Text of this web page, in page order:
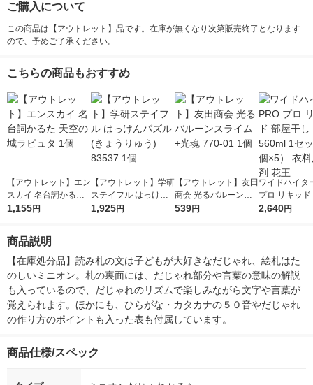
ご購入について
この商品は【アウトレット】品です。在庫が無くなり次第販売終了となります
ので、予めご了承ください。
こちらの商品もおすすめ
【アウトレット】エン
スカイ 名台詞かるた
天空の城ラピュタ 1個
1,155円
【アウトレット】学研
ステイフル はっけん
パズル(きょうりゅう)
1,925円
【アウトレット】友田
商会 光るバルーンス
ライム+光魂 770-01 1
539円
ワイドハイタ
プロ リキッ
し 本体
2,640円
商品説明
【在庫処分品】読み札の文は子どもが大好きなだじゃれ、絵札はた
のしいミニオン。札の裏面には、だじゃれ部分や言葉の意味の解説
も入っているので、だじゃれのリズムで楽しみながら文字や言葉が
覚えられます。ほかにも、ひらがな・カタカナの５０音やだじゃれ
の作り方のポイントも入った表も付属しています。
商品仕様/スペック